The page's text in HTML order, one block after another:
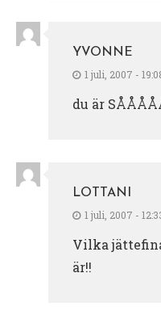
YVONNE
1 juli, 2007 -
du är
LOTTANI
1 juli, 2007 -
Vilka
är!!